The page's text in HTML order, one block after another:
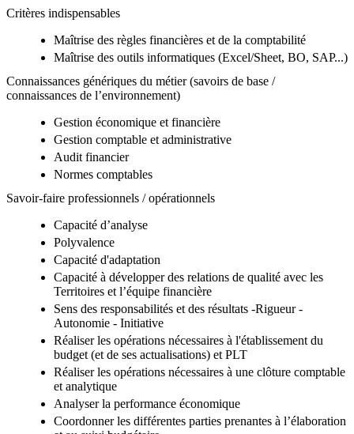
Critères indispensables
Maîtrise des règles financières et de la comptabilité
Maîtrise des outils informatiques (Excel/Sheet, BO, SAP...)
Connaissances génériques du métier (savoirs de base /
connaissances de l’environnement)
Gestion économique et financière
Gestion comptable et administrative
Audit financier
Normes comptables
Savoir-faire professionnels / opérationnels
Capacité d’analyse
Polyvalence
Capacité d'adaptation
Capacité à développer des relations de qualité avec les
Territoires et l’équipe financière
Sens des responsabilités et des résultats -Rigueur -
Autonomie - Initiative
Réaliser les opérations nécessaires à l'établissement du
budget (et de ses actualisations) et PLT
Réaliser les opérations nécessaires à une clôture comptable
et analytique
Analyser la performance économique
Coordonner les différentes parties prenantes à l’élaboration